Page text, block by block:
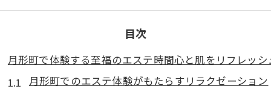
目次
月形町で体験する至福のエステ時間心と肌をリフレッシ
月形町でのエステ体験がもたらすリラクゼーション